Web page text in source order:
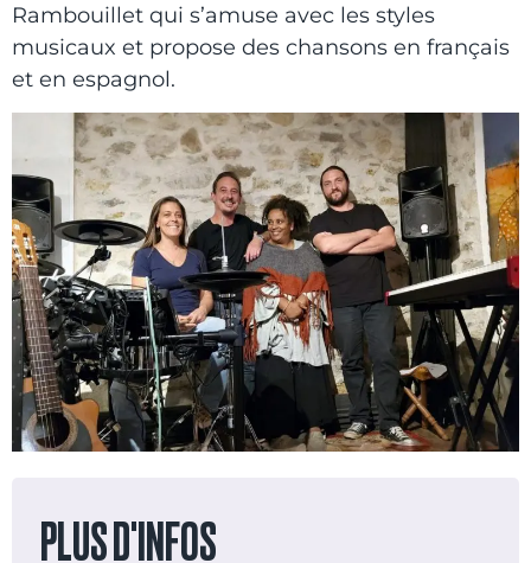
Rambouillet qui s’amuse avec les styles
musicaux et propose des chansons en français
et en espagnol.
PLUS D'INFOS